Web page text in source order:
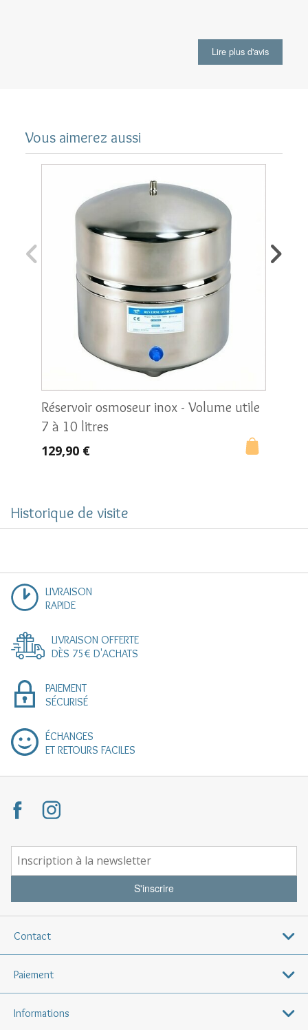
Lire plus d'avis
Vous aimerez aussi
Réservoir osmoseur inox - Volume utile
7 à 10 litres
129,90 €
Historique de visite
LIVRAISON
RAPIDE
LIVRAISON OFFERTE
DÈS 75€ D'ACHATS
PAIEMENT
SÉCURISÉ
ÉCHANGES
ET RETOURS FACILES
S'inscrire
Contact
Paiement
Informations